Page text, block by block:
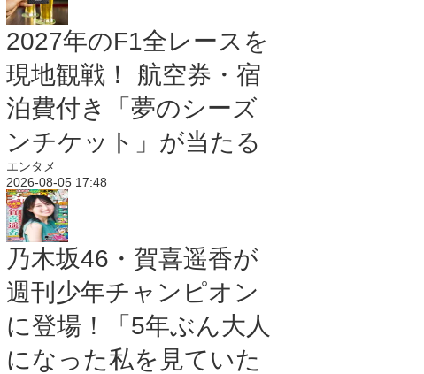
2027年のF1全レースを
現地観戦！ 航空券・宿
泊費付き「夢のシーズ
ンチケット」が当たる
エンタメ
2026-08-05 17:48
乃木坂46・賀喜遥香が
週刊少年チャンピオン
に登場！「5年ぶん大人
になった私を見ていた